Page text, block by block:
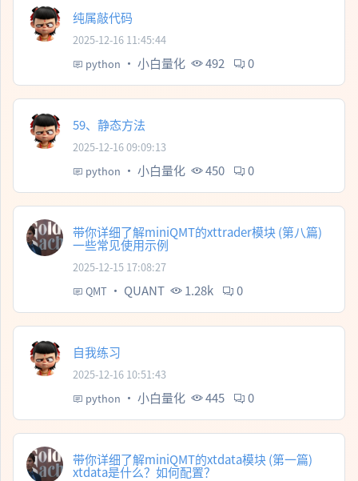
纯属敲代码
2025-12-16 11:45:44
python · 小白量化 492 0
59、静态方法
2025-12-16 09:09:13
python · 小白量化 450 0
带你详细了解miniQMT的xttrader模块 (第八篇)
一些常见使用示例
2025-12-15 17:08:27
QMT · QUANT 1.28k 0
自我练习
2025-12-16 10:51:43
python · 小白量化 445 0
带你详细了解miniQMT的xtdata模块 (第一篇)
xtdata是什么？如何配置？